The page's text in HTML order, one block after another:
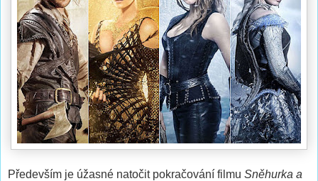
Především je úžasné natočit pokračování filmu Sněhurka a